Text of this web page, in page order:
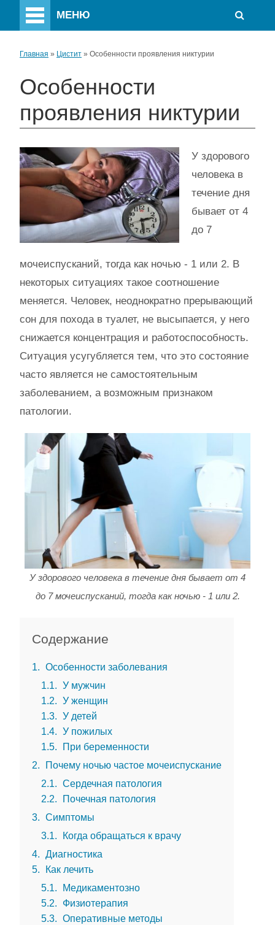
МЕНЮ
Главная » Цистит » Особенности проявления никтурии
Особенности
проявления никтурии
У здорового
человека в
течение дня
бывает от 4
до 7
мочеиспусканий, тогда как ночью - 1 или 2. В
некоторых ситуациях такое соотношение
меняется. Человек, неоднократно прерывающий
сон для похода в туалет, не высыпается, у него
снижается концентрация и работоспособность.
Ситуация усугубляется тем, что это состояние
часто является не самостоятельным
заболеванием, а возможным признаком
патологии.
У здорового человека в течение дня бывает от 4
до 7 мочеиспусканий, тогда как ночью - 1 или 2.
Содержание
1
Особенности заболевания
1.1
У мужчин
1.2
У женщин
1.3
У детей
1.4
У пожилых
1.5
При беременности
2
Почему ночью частое мочеиспускание
2.1
Сердечная патология
2.2
Почечная патология
3
Симптомы
3.1
Когда обращаться к врачу
4
Диагностика
5
Как лечить
5.1
Медикаментозно
5.2
Физиотерапия
5.3
Оперативные методы